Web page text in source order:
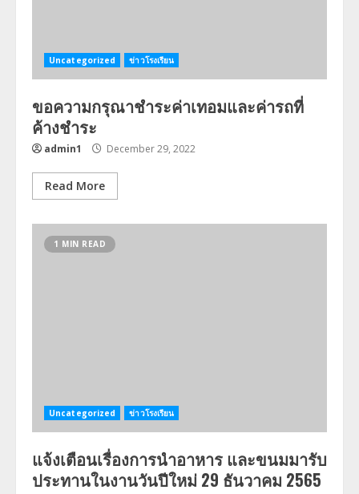
Uncategorized ข่าวโรงเรียน
ขอความกรุณาชำระค่าเทอมและค่ารถที่
ค้างชำระ
admin1 December 29, 2022
Read More
1 MIN READ
Uncategorized ข่าวโรงเรียน
แจ้งเตือนเรื่องการนำอาหาร และขนมมารับ
ประทานในงานวันปีใหม่ 29 ธันวาคม 2565